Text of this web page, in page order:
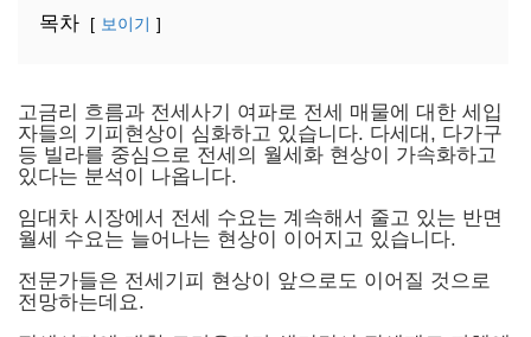
목차 보이기
고금리 흐름과 전세사기 여파로 전세 매물에 대한 세입
자들의 기피현상이 심화하고 있습니다. 다세대, 다가구
등 빌라를 중심으로 전세의 월세화 현상이 가속화하고
있다는 분석이 나옵니다.
임대차 시장에서 전세 수요는 계속해서 줄고 있는 반면
월세 수요는 늘어나는 현상이 이어지고 있습니다.
전문가들은 전세기피 현상이 앞으로도 이어질 것으로
전망하는데요.